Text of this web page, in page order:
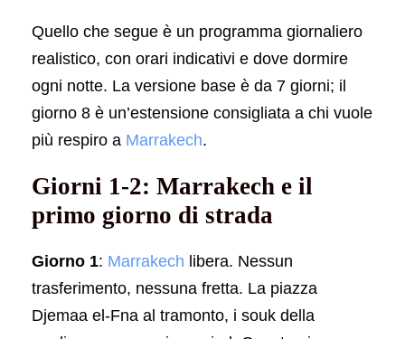
Quello che segue è un programma giornaliero
realistico, con orari indicativi e dove dormire
ogni notte. La versione base è da 7 giorni; il
giorno 8 è un’estensione consigliata a chi vuole
più respiro a Marrakech.
Giorni 1-2: Marrakech e il
primo giorno di strada
Giorno 1: Marrakech libera. Nessun
trasferimento, nessuna fretta. La piazza
Djemaa el-Fna al tramonto, i souk della